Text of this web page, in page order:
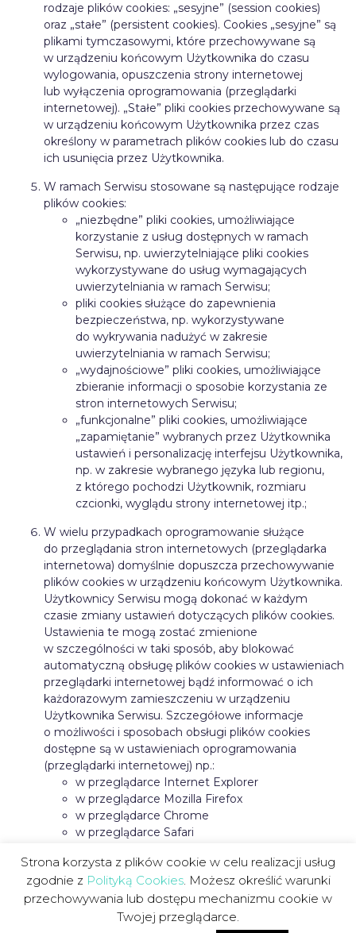
rodzaje plików cookies: „sesyjne” (session cookies)
oraz „stałe” (persistent cookies). Cookies „sesyjne” są
plikami tymczasowymi, które przechowywane są
w urządzeniu końcowym Użytkownika do czasu
wylogowania, opuszczenia strony internetowej
lub wyłączenia oprogramowania (przeglądarki
internetowej). „Stałe” pliki cookies przechowywane są
w urządzeniu końcowym Użytkownika przez czas
określony w parametrach plików cookies lub do czasu
ich usunięcia przez Użytkownika.
W ramach Serwisu stosowane są następujące rodzaje
plików cookies:
„niezbędne” pliki cookies, umożliwiające
korzystanie z usług dostępnych w ramach
Serwisu, np. uwierzytelniające pliki cookies
wykorzystywane do usług wymagających
uwierzytelniania w ramach Serwisu;
pliki cookies służące do zapewnienia
bezpieczeństwa, np. wykorzystywane
do wykrywania nadużyć w zakresie
uwierzytelniania w ramach Serwisu;
„wydajnościowe” pliki cookies, umożliwiające
zbieranie informacji o sposobie korzystania ze
stron internetowych Serwisu;
„funkcjonalne” pliki cookies, umożliwiające
„zapamiętanie” wybranych przez Użytkownika
ustawień i personalizację interfejsu Użytkownika,
np. w zakresie wybranego języka lub regionu,
z którego pochodzi Użytkownik, rozmiaru
czcionki, wyglądu strony internetowej itp.;
W wielu przypadkach oprogramowanie służące
do przeglądania stron internetowych (przeglądarka
internetowa) domyślnie dopuszcza przechowywanie
plików cookies w urządzeniu końcowym Użytkownika.
Użytkownicy Serwisu mogą dokonać w każdym
czasie zmiany ustawień dotyczących plików cookies.
Ustawienia te mogą zostać zmienione
w szczególności w taki sposób, aby blokować
automatyczną obsługę plików cookies w ustawieniach
przeglądarki internetowej bądź informować o ich
każdorazowym zamieszczeniu w urządzeniu
Użytkownika Serwisu. Szczegółowe informacje
o możliwości i sposobach obsługi plików cookies
dostępne są w ustawieniach oprogramowania
(przeglądarki internetowej) np.:
w przeglądarce Internet Explorer
w przeglądarce Mozilla Firefox
w przeglądarce Chrome
w przeglądarce Safari
Operator Serwisu informuje, że ograniczenia
stosowania plików cookies mogą wpłynąć na niektóre
funkcjonalności dostępne na stronach internetowych
Strona korzysta z plików cookie w celu realizacji usług
zgodnie z Polityką Cookies. Możesz określić warunki
przechowywania lub dostępu mechanizmu cookie w
Twojej przeglądarce.